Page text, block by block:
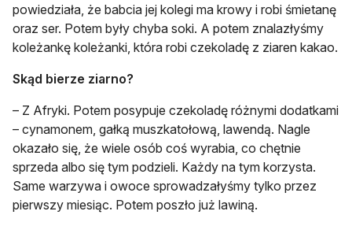
powiedziała, że babcia jej kolegi ma krowy i robi śmietanę
oraz ser. Potem były chyba soki. A potem znalazłyśmy
koleżankę koleżanki, która robi czekoladę z ziaren kakao.
Skąd bierze ziarno?
– Z Afryki. Potem posypuje czekoladę różnymi dodatkami
– cynamonem, gałką muszkatołową, lawendą. Nagle
okazało się, że wiele osób coś wyrabia, co chętnie
sprzeda albo się tym podzieli. Każdy na tym korzysta.
Same warzywa i owoce sprowadzałyśmy tylko przez
pierwszy miesiąc. Potem poszło już lawiną.